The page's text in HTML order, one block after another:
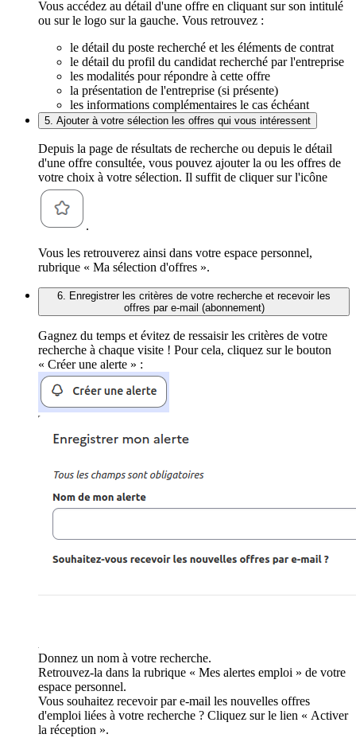
Vous accédez au détail d'une offre en cliquant sur son intitulé
ou sur le logo sur la gauche. Vous retrouvez :
le détail du poste recherché et les éléments de contrat
le détail du profil du candidat recherché par l'entreprise
les modalités pour répondre à cette offre
la présentation de l'entreprise (si présente)
les informations complémentaires le cas échéant
5. Ajouter à votre sélection les offres qui vous intéressent
Depuis la page de résultats de recherche ou depuis le détail
d'une offre consultée, vous pouvez ajouter la ou les offres de
votre choix à votre sélection. Il suffit de cliquer sur l'icône
.
Vous les retrouverez ainsi dans votre espace personnel,
rubrique « Ma sélection d'offres ».
6. Enregistrer les critères de votre recherche et recevoir les
offres par e-mail (abonnement)
Gagnez du temps et évitez de ressaisir les critères de votre
recherche à chaque visite ! Pour cela, cliquez sur le bouton
« Créer une alerte » :
Donnez un nom à votre recherche.
Retrouvez-la dans la rubrique « Mes alertes emploi » de votre
espace personnel.
Vous souhaitez recevoir par e-mail les nouvelles offres
d'emploi liées à votre recherche ? Cliquez sur le lien « Activer
la réception ».